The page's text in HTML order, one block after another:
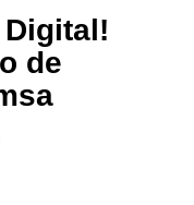
Digital!
de